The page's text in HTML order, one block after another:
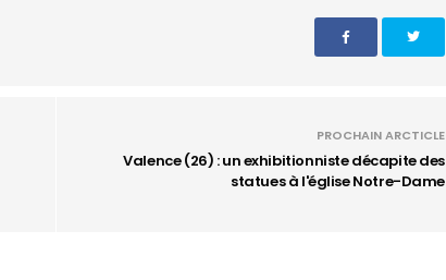
PROCHAIN ARCTICLE
Valence (26) : un exhibitionniste décapite des
statues à l'église Notre-Dame